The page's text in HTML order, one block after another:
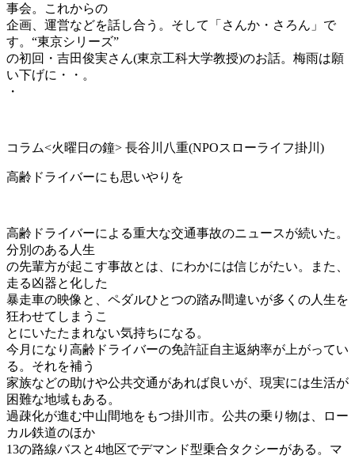
事会。これからの
企画、運営などを話し合う。そして「さんか・さろん」で
す。“東京シリーズ”
の初回・吉田俊実さん(東京工科大学教授)のお話。梅雨は願
い下げに・・。
・
コラム<火曜日の鐘> 長谷川八重(NPOスローライフ掛川)
高齢ドライバーにも思いやりを
高齢ドライバーによる重大な交通事故のニュースが続いた。
分別のある人生
の先輩方が起こす事故とは、にわかには信じがたい。また、
走る凶器と化した
暴走車の映像と、ペダルひとつの踏み間違いが多くの人生を
狂わせてしまうこ
とにいたたまれない気持ちになる。
今月になり高齢ドライバーの免許証自主返納率が上がってい
る。それを補う
家族などの助けや公共交通があれば良いが、現実には生活が
困難な地域もある。
過疎化が進む中山間地をもつ掛川市。公共の乗り物は、ロー
カル鉄道のほか
13の路線バスと4地区でデマンド型乗合タクシーがある。マ